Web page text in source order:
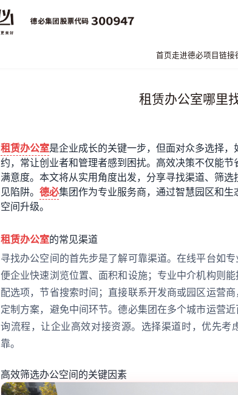
首页走进德必项目链接
租赁办公室哪里
租赁办公室是企业成长的关键一步，但面对众多选择
约，常让创业者和管理者感到困扰。高效决策不仅能
满意度。本文将从实用角度出发，分享寻找渠道、筛
见陷阱。 德必集团作为专业服务商，通过智慧园区和
空间升级。
租赁办公室的常见渠道
寻找办公空间的首先步是了解可靠渠道。在线平台如
便企业快速浏览位置、面积和设施；专业中介机构则
配选项，节省搜索时间；直接联系开发商或园区运营
定制方案，避免中间环节。德必集团在多个城市运营
询流程，让企业高效对接资源。选择渠道时，优先考
靠。
高效筛选办公空间的关键因素